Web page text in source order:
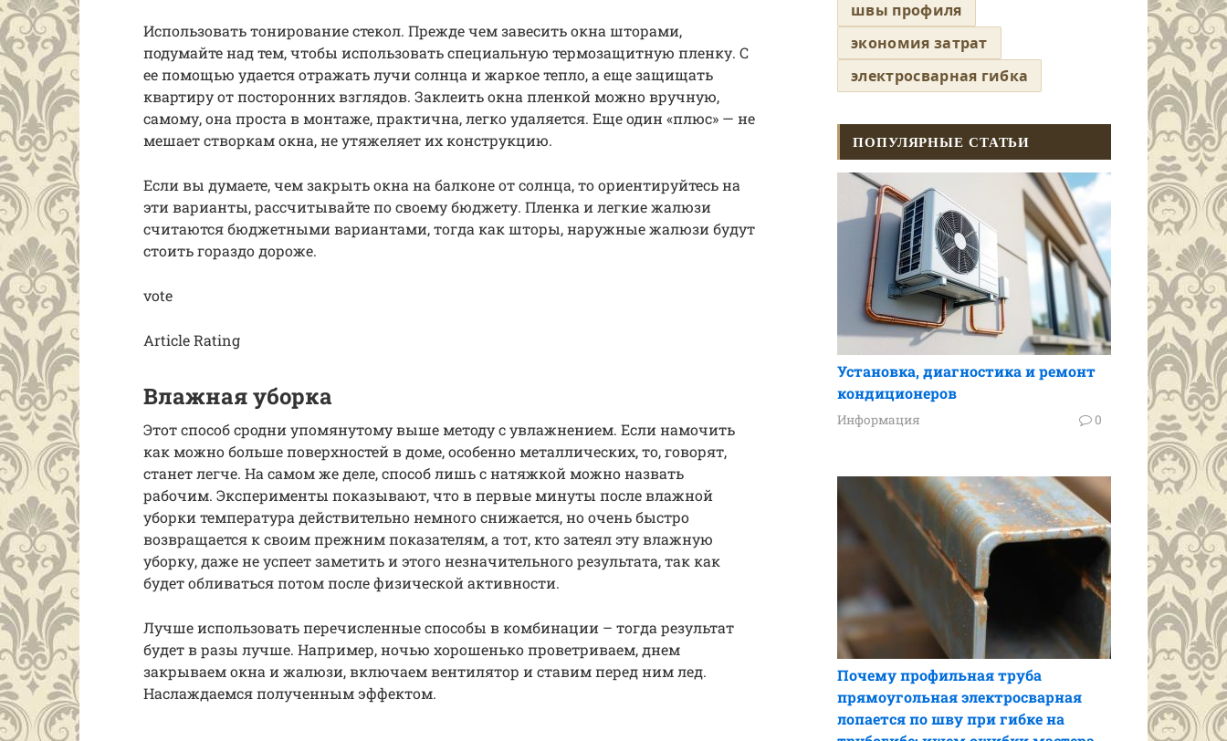
Использовать тонирование стекол. Прежде чем завесить окна шторами,
подумайте над тем, чтобы использовать специальную термозащитную пленку. С
ее помощью удается отражать лучи солнца и жаркое тепло, а еще защищать
квартиру от посторонних взглядов. Заклеить окна пленкой можно вручную,
самому, она проста в монтаже, практична, легко удаляется. Еще один «плюс» — не
мешает створкам окна, не утяжеляет их конструкцию.
Если вы думаете, чем закрыть окна на балконе от солнца, то ориентируйтесь на
эти варианты, рассчитывайте по своему бюджету. Пленка и легкие жалюзи
считаются бюджетными вариантами, тогда как шторы, наружные жалюзи будут
стоить гораздо дороже.
vote
Article Rating
Влажная уборка
Этот способ сродни упомянутому выше методу с увлажнением. Если намочить
как можно больше поверхностей в доме, особенно металлических, то, говорят,
станет легче. На самом же деле, способ лишь с натяжкой можно назвать
рабочим. Эксперименты показывают, что в первые минуты после влажной
уборки температура действительно немного снижается, но очень быстро
возвращается к своим прежним показателям, а тот, кто затеял эту влажную
уборку, даже не успеет заметить и этого незначительного результата, так как
будет обливаться потом после физической активности.
Лучше использовать перечисленные способы в комбинации – тогда результат
будет в разы лучше. Например, ночью хорошенько проветриваем, днем
закрываем окна и жалюзи, включаем вентилятор и ставим перед ним лед.
Наслаждаемся полученным эффектом.
швы профиля
экономия затрат
электросварная гибка
ПОПУЛЯРНЫЕ СТАТЬИ
Установка, диагностика и ремонт
кондиционеров
Информация 0
Почему профильная труба
прямоугольная электросварная
лопается по шву при гибке на